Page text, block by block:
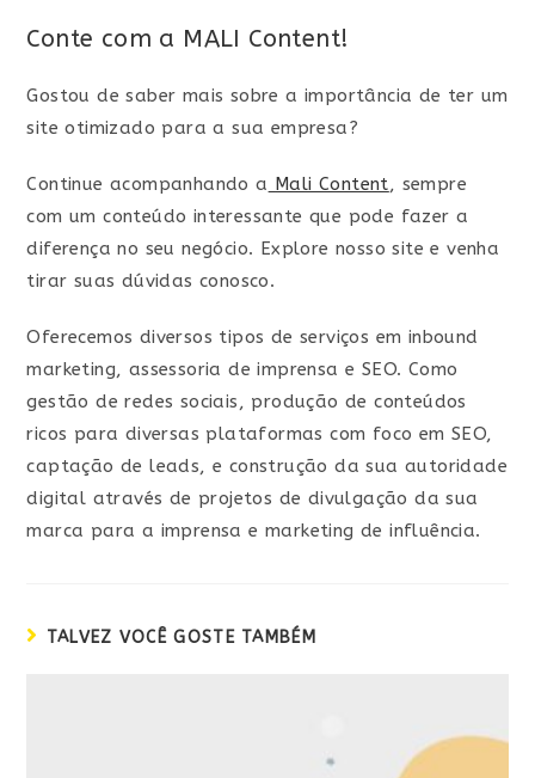
Conte com a MALI Content!
Gostou de saber mais sobre a importância de ter um
site otimizado para a sua empresa?
Continue acompanhando a Mali Content, sempre
com um conteúdo interessante que pode fazer a
diferença no seu negócio. Explore nosso site e venha
tirar suas dúvidas conosco.
Oferecemos diversos tipos de serviços em inbound
marketing, assessoria de imprensa e SEO. Como
gestão de redes sociais, produção de conteúdos
ricos para diversas plataformas com foco em SEO,
captação de leads, e construção da sua autoridade
digital através de projetos de divulgação da sua
marca para a imprensa e marketing de influência.
TALVEZ VOCÊ GOSTE TAMBÉM